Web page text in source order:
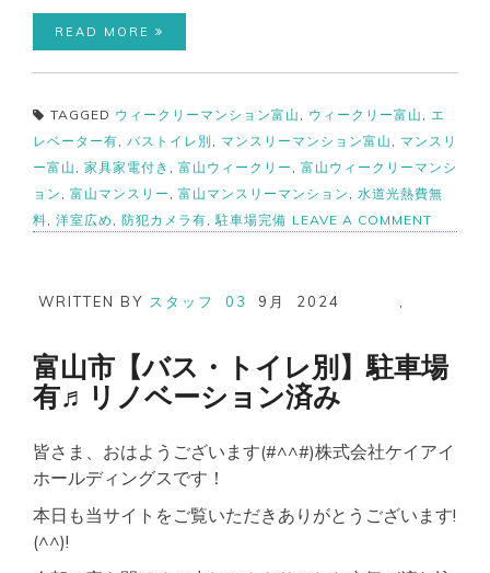
READ MORE
TAGGED ウィークリーマンション富山 , ウィークリー富山 , エ
レベーター有, バストイレ別 , マンスリーマンション富山 , マンスリ
ー富山 , 家具家電付き , 富山ウィークリー , 富山ウィークリーマンシ
ョン , 富山マンスリー , 富山マンスリーマンション , 水道光熱費無
料, 洋室広め , 防犯カメラ有,駐車場完備 LEAVE A COMMENT
富
イ
レ
場
洋
室
め
WRITTEN BY スタッフ 03 9月 ,
2024
富山市【バス・トイレ別】駐車場
有♬リノベーション済み
皆さま、おはようございます(#^^#)株式会社ケイアイ
ホールディングスです！
本日も当サイトをご覧いただきありがとうございます!
(^^)!